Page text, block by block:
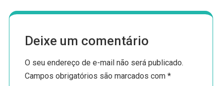
Deixe um comentário
O seu endereço de e-mail não será publicado.
Campos obrigatórios são marcados com*